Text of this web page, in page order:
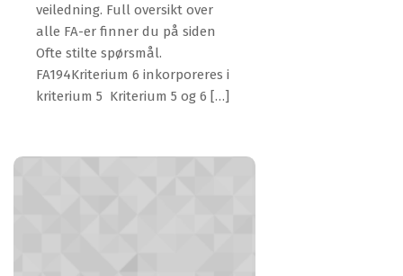
veiledning. Full oversikt over
alle FA-er finner du på siden
Ofte stilte spørsmål.
FA194Kriterium 6 inkorporeres i
kriterium 5 Kriterium 5 og 6 […]